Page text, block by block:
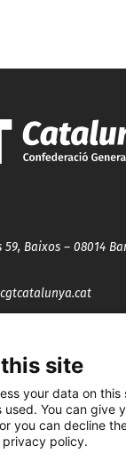
Baixos – 08014
site
your data on
You can give
you can decline
privacy policy.